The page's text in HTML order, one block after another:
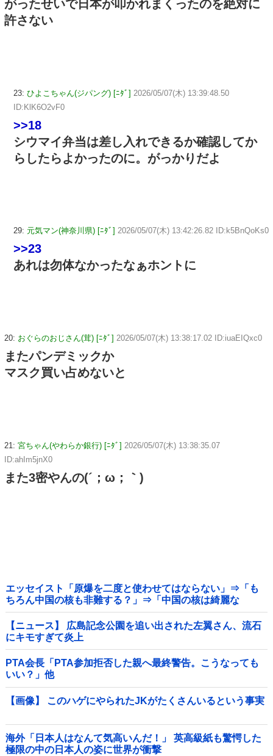
がったせいで日本が叩かれまくったのを絶対に
許さない
23: ひよこちゃん(ジパング) [ﾆﾀﾞ] 2026/05/07(木) 13:39:48.50
ID:KlK6O2vF0
>>18
シウマイ弁当は差し入れできるか確認してか
らしたらよかったのに。がっかりだよ
29: 元気マン(神奈川県) [ﾆﾀﾞ] 2026/05/07(木) 13:42:26.82 ID:k5BnQoKs0
>>23
あれは勿体なかったなぁホントに
20: おぐらのおじさん(茸) [ﾆﾀﾞ] 2026/05/07(木) 13:38:17.02 ID:iuaEIQxc0
またパンデミックか
マスク買い占めないと
21: 宮ちゃん(やわらか銀行) [ﾆﾀﾞ] 2026/05/07(木) 13:38:35.07
ID:ahIm5jnX0
また3密やんの(´；ω；｀)
エッセイスト「原爆を二度と使わせてはならない」⇒「も
ちろん中国の核も非難する？」⇒「中国の核は綺麗な
核！」
【ニュース】 広島記念公園を追い出された左翼さん、流石
にキモすぎて炎上
PTA会長「PTA参加拒否した親へ最終警告。こうなっても
いい？」他
【画像】 このハゲにやられたJKがたくさんいるという事実
海外「日本人はなんて気高いんだ！」 英高級紙も驚愕した
極限の中の日本人の姿に世界が衝撃